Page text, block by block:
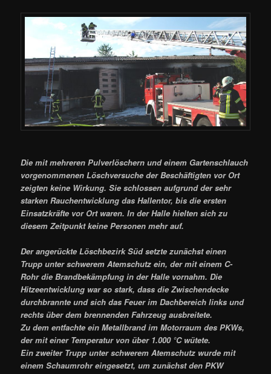
Die mit mehreren Pulverlöschern und einem Gartenschlauch
vorgenommenen Löschversuche der Beschäftigten vor Ort
zeigten keine Wirkung. Sie schlossen aufgrund der sehr
starken Rauchentwicklung das Hallentor, bis die ersten
Einsatzkräfte vor Ort waren. In der Halle hielten sich zu
diesem Zeitpunkt keine Personen mehr auf.
Der angerückte Löschbezirk Süd setzte zunächst einen
Trupp unter schwerem Atemschutz ein, der mit einem C-
Rohr die Brandbekämpfung in der Halle vornahm. Die
Hitzeentwicklung war so stark, dass die Zwischendecke
durchbrannte und sich das Feuer im Dachbereich links und
rechts über dem brennenden Fahrzeug ausbreitete.
Zu dem entfachte ein Metallbrand im Motorraum des PKWs,
der mit einer Temperatur von über 1.000 °C wütete.
Ein zweiter Trupp unter schwerem Atemschutz wurde mit
einem Schaumrohr eingesetzt, um zunächst den PKW